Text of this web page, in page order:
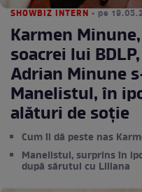
SHOWBIZ INTERN • pe
Karmen
soacrei lui
Adrian Minune
Manelistul, în
alături de soție
Cum îi dă peste nas
Manelistul, surprins în
după sărutul cu Liliana